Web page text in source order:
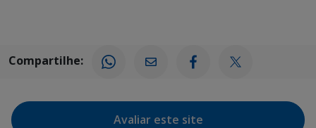
Compartilhe:
Avaliar este site